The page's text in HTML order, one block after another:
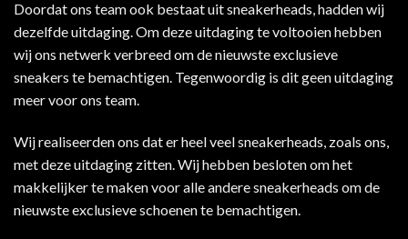
Doordat ons team ook bestaat uit sneakerheads, hadden wij
dezelfde uitdaging. Om deze uitdaging te voltooien hebben
wij ons netwerk verbreed om de nieuwste exclusieve
sneakers te bemachtigen. Tegenwoordig is dit geen uitdaging
meer voor ons team.
Wij realiseerden ons dat er heel veel sneakerheads, zoals ons,
met deze uitdaging zitten. Wij hebben besloten om het
makkelijker te maken voor alle andere sneakerheads om de
nieuwste exclusieve schoenen te bemachtigen.